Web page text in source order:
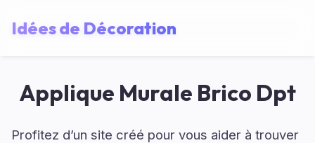
Idées de Décoration
Applique Murale Brico Dpt
Profitez d’un site créé pour vous aider à trouver